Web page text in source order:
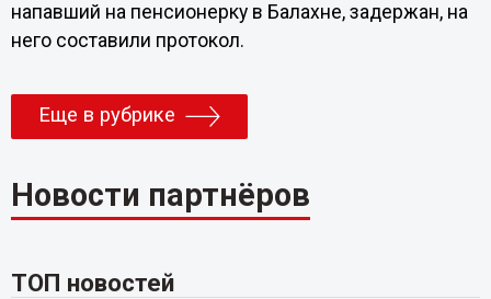
напавший на пенсионерку в Балахне, задержан, на
него составили протокол.
Еще в рубрике
Новости партнёров
ТОП новостей